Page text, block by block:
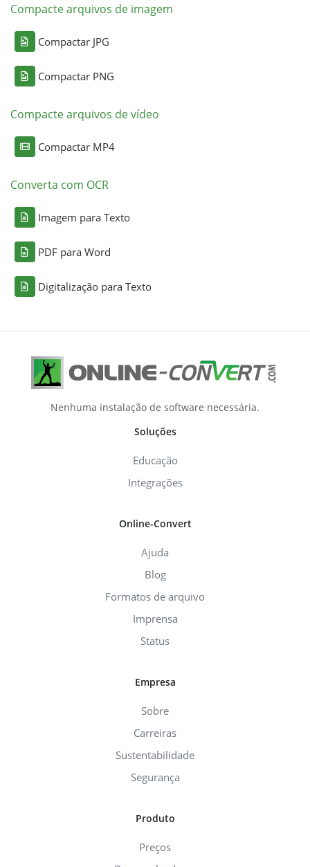
Compacte arquivos de imagem
Compactar JPG
Compactar PNG
Compacte arquivos de vídeo
Compactar MP4
Converta com OCR
Imagem para Texto
PDF para Word
Digitalização para Texto
Nenhuma instalação de software necessária.
Soluções
Educação
Integrações
Online-Convert
Ajuda
Blog
Formatos de arquivo
Imprensa
Status
Empresa
Sobre
Carreiras
Sustentabilidade
Segurança
Produto
Preços